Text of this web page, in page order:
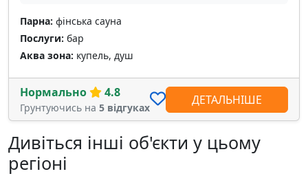
Парна: фінська сауна
Послуги: бар
Аква зона: купель, душ
Нормально 4.8
Грунтуючись на 5 відгуках
ДЕТАЛЬНІШЕ
Дивіться інші об'єкти у цьому
регіоні